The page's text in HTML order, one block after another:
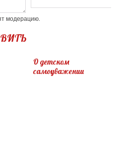
модерацию.
О детском
самоуважении